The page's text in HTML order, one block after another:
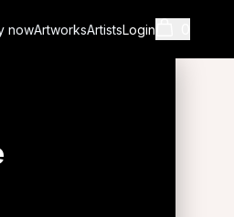
nowArtworksArtistsLogin